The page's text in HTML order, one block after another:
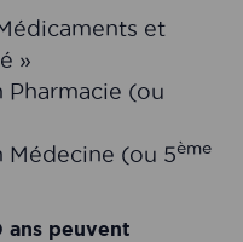
et
»
(ou
Médecine (ou 5ème
ans peuvent